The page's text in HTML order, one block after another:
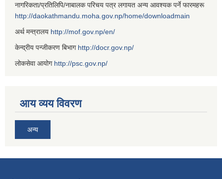
नागरिकता/प्रतिलिपि/नाबालक परिचय पत्र लगायत अन्य आवश्यक पर्ने फारमहरू
http://daokathmandu.moha.gov.np/home/downloadmain
अर्थ मन्त्रालय http://mof.gov.np/en/
केन्द्रीय पन्जीकरण बिभाग http://docr.gov.np/
लोकसेवा आयोग http://psc.gov.np/
आय व्यय विवरण
अन्य